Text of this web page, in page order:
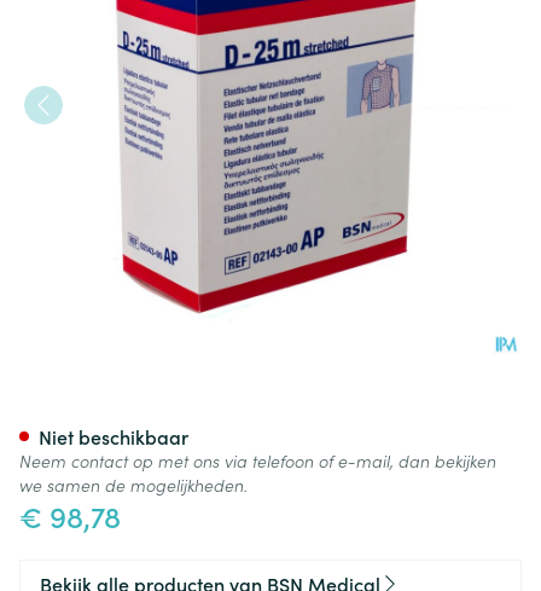
€ 98,78
Niet beschikbaar
Neem contact op met ons via telefoon of e-mail, dan bekijken
we samen de mogelijkheden.
Bekijk alle producten van BSN Medical